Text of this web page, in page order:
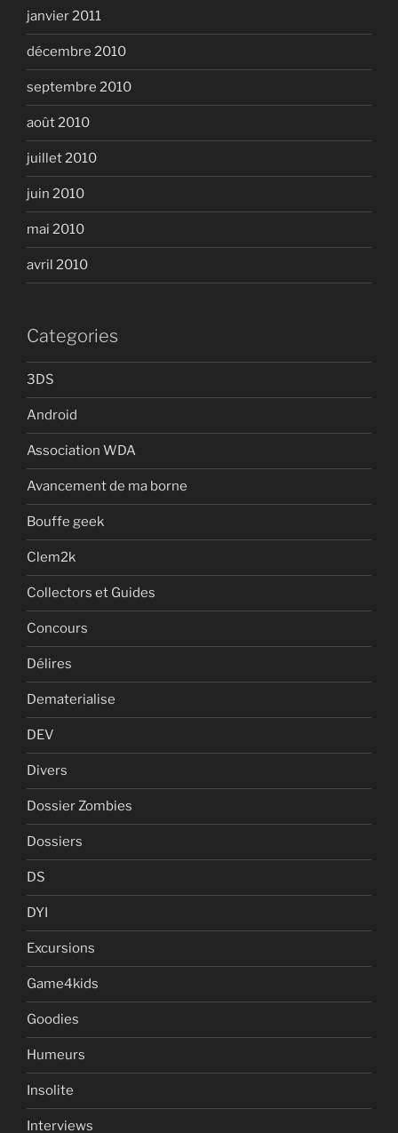
janvier 2011
décembre 2010
septembre 2010
août 2010
juillet 2010
juin 2010
mai 2010
avril 2010
Categories
3DS
Android
Association WDA
Avancement de ma borne
Bouffe geek
Clem2k
Collectors et Guides
Concours
Délires
Dematerialise
DEV
Divers
Dossier Zombies
Dossiers
DS
DYI
Excursions
Game4kids
Goodies
Humeurs
Insolite
Interviews